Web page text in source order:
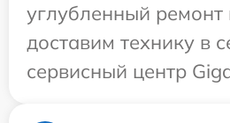
углубленный
доставим технику в
сервисный центр